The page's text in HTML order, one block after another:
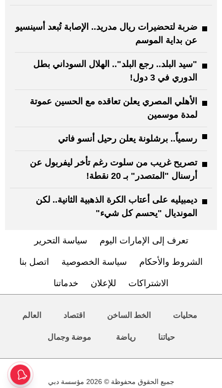
ضربة لتحضيرات ريال مدريد.. الإصابة تُبعد أسينسيو
عن بداية الموسم
"سيد البلد.. رجع البلد".. الهلال السوداني بطل
الدوري في 3 دول!
الأهلي المصري يعلن تعاقده مع الحسين عموتة
لمدة موسمين
رسمياً.. برشلونة يعلن رحيل أنسو فاتي
تصريح غريب من سلوت رغم تأخر ليفربول عن
أرسنال "المتصدر" بـ 20 نقطة!
ديمبيليه على أعتاب الكرة الذهبية الثانية.. لكن
المونديال "يحسم كل شيء"
تعرف إلى الإمارات اليوم سياسة التحرير
الشروط والأحكام سياسة الخصوصية اتصل بنا
الاشتراكات للإعلان خدماتنا
محليات الخط الساخن اقتصاد العالم
حياتنا رياضة موضة وجمال
جميع الحقوق محفوظة © 2026 مؤسسة دبي